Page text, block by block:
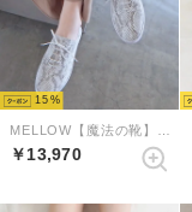
15
￥13,970